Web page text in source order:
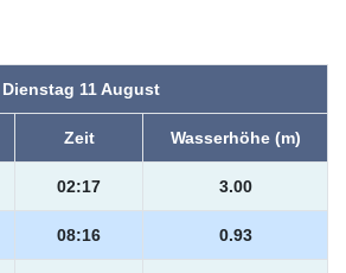
Dienstag 11 August
Zeit Wasserhöhe (m)
02:17 3.00
08:16 0.93